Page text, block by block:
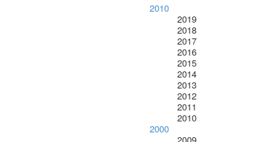
2010
2019
2018
2017
2016
2015
2014
2013
2012
2011
2010
2000